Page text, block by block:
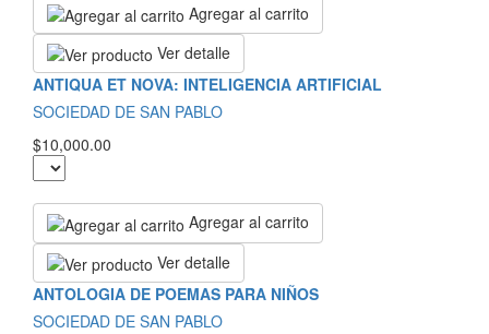
Agregar al carrito
Ver detalle
ANTIQUA ET NOVA: INTELIGENCIA ARTIFICIAL
SOCIEDAD DE SAN PABLO
$10,000.00
Agregar al carrito
Ver detalle
ANTOLOGIA DE POEMAS PARA NIÑOS
SOCIEDAD DE SAN PABLO